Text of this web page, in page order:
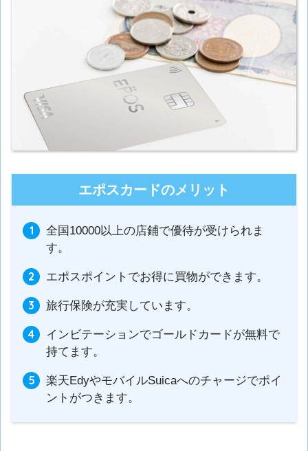
エポスカードのメリット
全国10000以上の店鋪で優待が受けられま
す。
エポスポイントでお得に買物ができます。
旅行保険が充実しています。
インビテーションでゴールドカードが無料で
持てます。
楽天EdyやモバイルSuicaへのチャージでポイ
ントがつきます。